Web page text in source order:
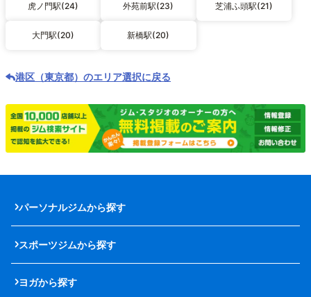
虎ノ門駅(24) 外苑前駅(23) 芝浦ふ頭駅(21)
大門駅(20) 新橋駅(20)
港区（東京都）のエリア選択に戻る
パーソナルジムから探す
スポーツジムから探す
ヨガから探す